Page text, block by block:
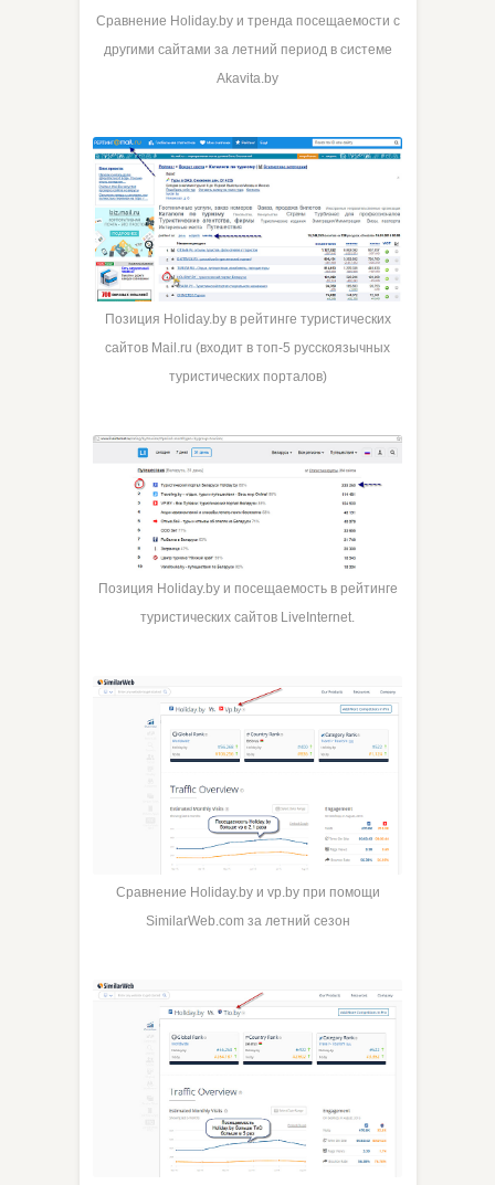
Сравнение Holiday.by и тренда посещаемости с
другими сайтами за летний период в системе
Akavita.by
Позиция Holiday.by в рейтинге туристических
сайтов Mail.ru (входит в топ-5 русскоязычных
туристических порталов)
Позиция Holiday.by и посещаемость в рейтинге
туристических сайтов LiveInternet.
Сравнение Holiday.by и vp.by при помощи
SimilarWeb.com за летний сезон